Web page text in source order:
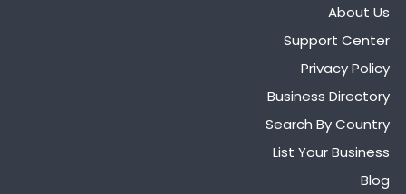
About Us
Support Center
Privacy Policy
Business Directory
Search By Country
List Your Business
Blog